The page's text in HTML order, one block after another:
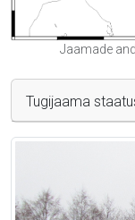
Jaamade
Tugijaama